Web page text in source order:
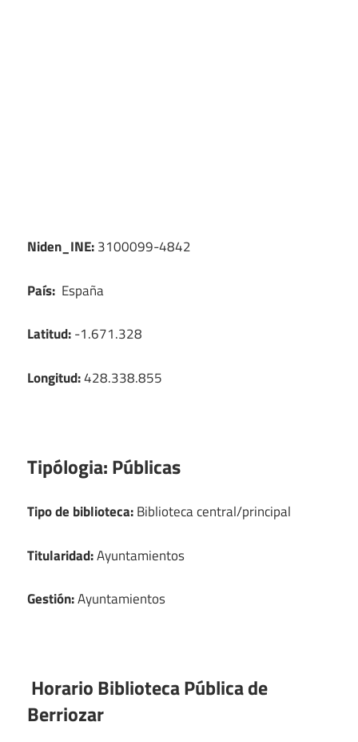
Niden_INE:3100099-4842
País: España
Latitud:-1.671.328
Longitud:428.338.855
Tipólogia:Públicas
Tipo de biblioteca:Biblioteca central/principal
Titularidad:Ayuntamientos
Gestión:Ayuntamientos
Horario Biblioteca Pública de
Berriozar